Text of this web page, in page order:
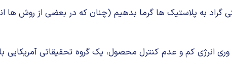
از 400 درجه سانتی گراد به پلاستیک ها گرما بدهیم (چنان که در
انرژی کم و عدم کنترل محصول، یک گروه تحقیقاتی